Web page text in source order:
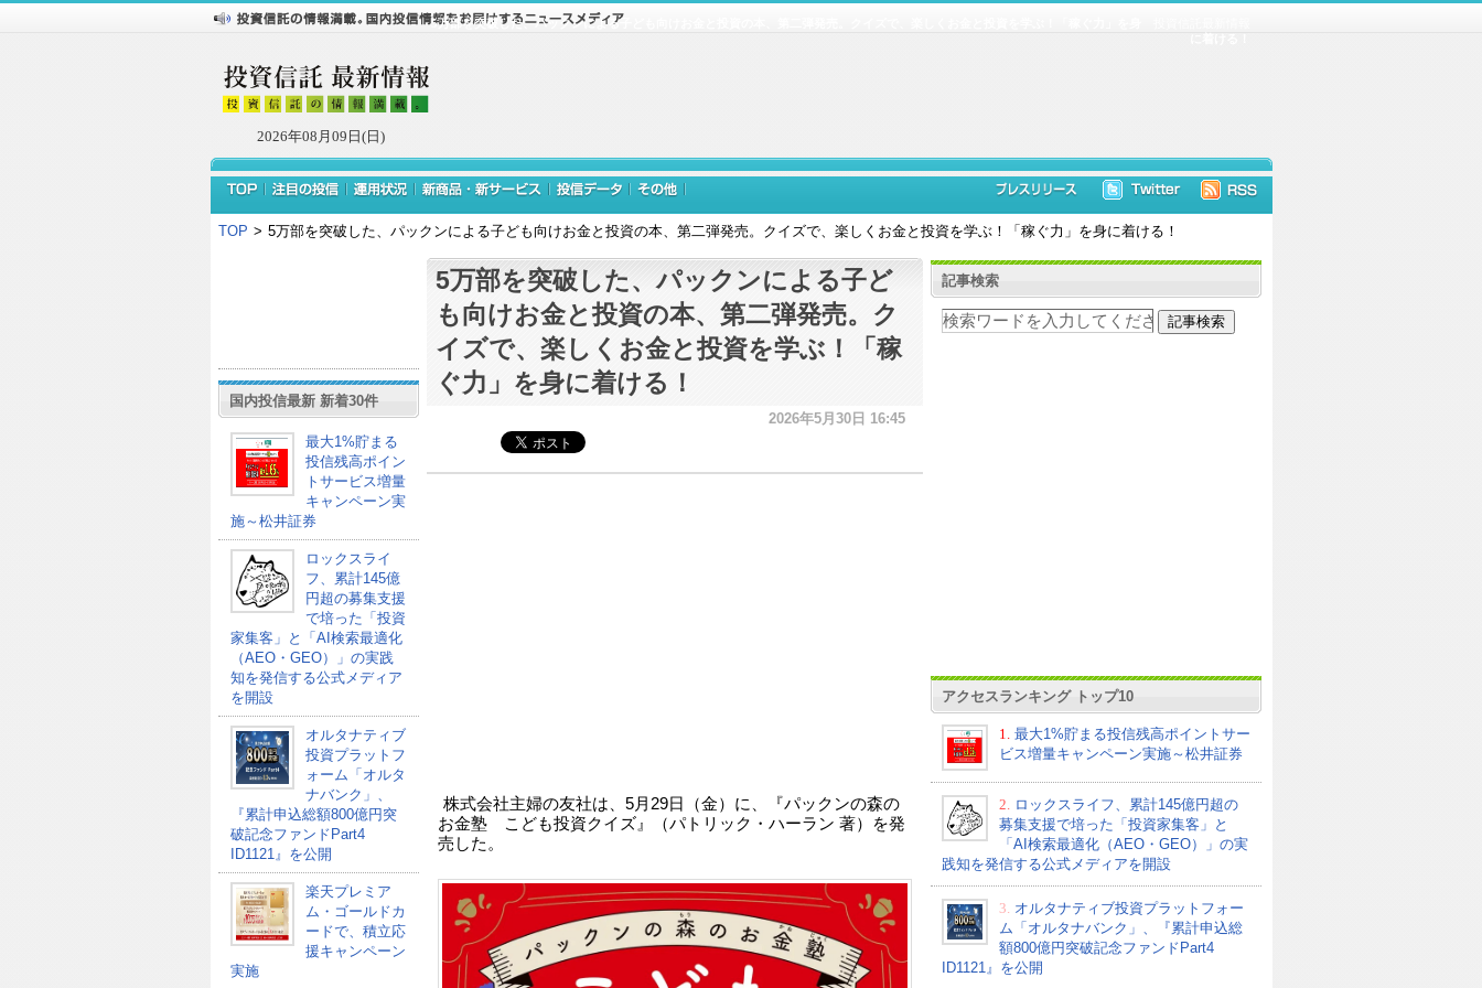
2026年08月09日(日)
5万部を突破した、パックンによる子ども向けお金と投資の本、第二弾発売。クイズで、楽しくお金と投資を学ぶ！「稼ぐ力」を身
TOP > 5万部を突破した、パックンによる子ども向けお金と投資の本、第二弾発売。クイズで、楽しくお金と投資を学ぶ！「稼ぐ力」を身に着ける！
国内投信最新 新着30件
最大1%貯まる
投信残高ポイン
トサービス増量
キャンペーン実
施～松井証券
ロックスライ
フ、累計145億
円超の募集支援
で培った「投資
家集客」と「AI検索最適化
（AEO・GEO）」の実践
知を発信する公式メディア
を開設
オルタナティブ
投資プラットフ
ォーム「オルタ
ナバンク」、
『累計申込総額800億円突
破記念ファンドPart4
ID1121』を公開
楽天プレミア
ム・ゴールドカ
ードで、積立応
援キャンペーン
実施
5万部を突破した、パックンによる子ど
も向けお金と投資の本、第二弾発売。ク
イズで、楽しくお金と投資を学ぶ！「稼
ぐ力」を身に着ける！
2026年5月30日 16:45
株式会社主婦の友社は、5月29日（金）に、『パックンの森の
お金塾 こども投資クイズ』（パトリック・ハーラン 著）を発
売した。
記事検索
アクセスランキング トップ10
1.
最大1%貯まる投信残高ポイントサー
ビス増量キャンペーン実施～松井証券
2.
ロックスライフ、累計145億円超の
募集支援で培った「投資家集客」と
「AI検索最適化（AEO・GEO）」の実
践知を発信する公式メディアを開設
3. オルタナティブ投資プラットフォー
ム「オルタナバンク」、『累計申込総
額800億円突破記念ファンドPart4
ID1121』を公開